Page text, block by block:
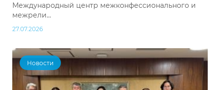
Международный центр межконфессионального и
межрели...
27.07.2026
Новости